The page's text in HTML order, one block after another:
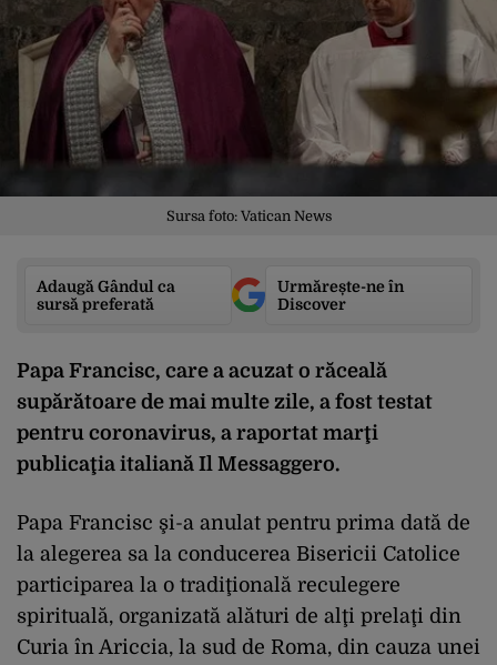
Sursa foto: Vatican News
Adaugă Gândul ca
sursă preferată
Urmărește-ne în
Discover
Papa Francisc, care a acuzat o răceală
supărătoare de mai multe zile, a fost testat
pentru coronavirus, a raportat marţi
publicaţia italiană Il Messaggero.
Papa Francisc şi-a anulat pentru prima dată de
la alegerea sa la conducerea Bisericii Catolice
participarea la o tradiţională reculegere
spirituală, organizată alături de alţi prelaţi din
Curia în Ariccia, la sud de Roma, din cauza unei